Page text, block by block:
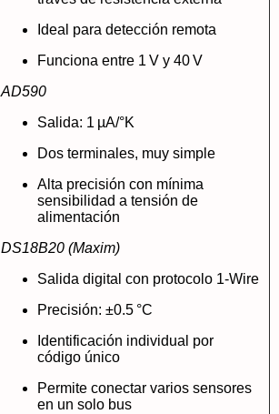
Ideal para detección remota
Funciona entre 1 V y 40 V
AD590
Salida: 1 µA/°K
Dos terminales, muy simple
Alta precisión con mínima
sensibilidad a tensión de
alimentación
DS18B20 (Maxim)
Salida digital con protocolo 1-Wire
Precisión: ±0.5 °C
Identificación individual por
código único
Permite conectar varios sensores
en un solo bus